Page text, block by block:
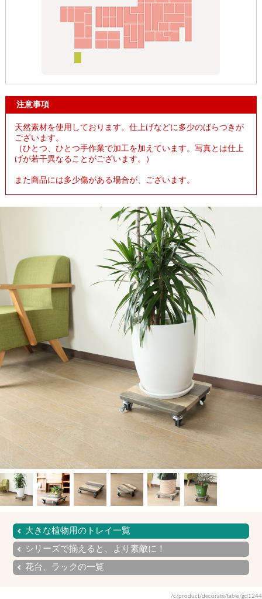
注意事項
天然素材を使用しております。仕上げなどに多少のばらつきが
ございます。
（ひとつ、ひとつ手作業で加工を加えています。写真とは仕上
げが若干異なることがございます。）
また商品には多少傷がある場合が、ございます。
大きな植物用のトレイ一覧
シリーズで揃えると、より素敵に！
花台、ラックの一覧
/c/product/decorate/table/gd1244